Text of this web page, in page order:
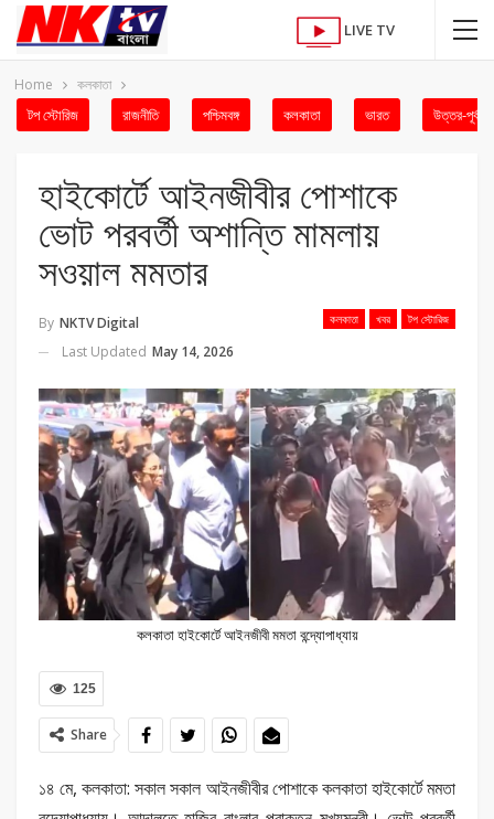
LIVE TV
Home কলকাতা
টপ স্টোরিজ রাজনীতি পশ্চিমবঙ্গ কলকাতা ভারত উত্তর-পূর্ব
হাইকোর্টে আইনজীবীর পোশাকে
ভোট পরবর্তী অশান্তি মামলায়
সওয়াল মমতার
কলকাতা খবর টপ স্টোরিজ
By NKTV Digital
Last Updated May 14, 2026
কলকাতা হাইকোর্টে আইনজীবী মমতা বন্দ্যোপাধ্যায়
125
Share
১৪ মে, কলকাতা: সকাল সকাল আইনজীবীর পোশাকে কলকাতা হাইকোর্টে মমতা